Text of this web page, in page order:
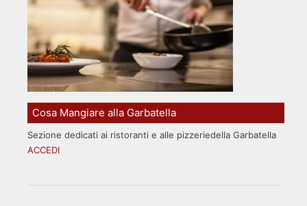
Cosa Mangiare alla Garbatella
Sezione dedicati ai ristoranti e alle pizzeriedella Garbatella
ACCEDI